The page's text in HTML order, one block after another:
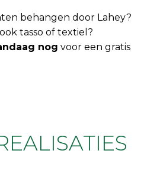
behangen door Lahey?
tasso of textiel?
nog voor een gratis